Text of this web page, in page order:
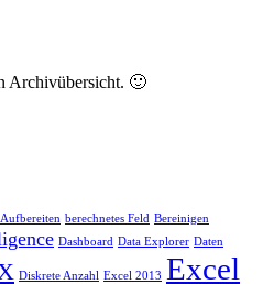
Archivübersicht. 🙂
Aufbereiten berechnetes Feld Bereinigen
Dashboard Data Explorer Daten
Diskrete Anzahl Excel 2013 Excel